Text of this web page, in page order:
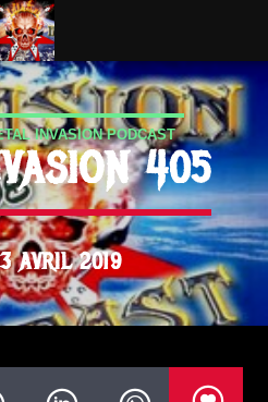
INVASION PODCAST
405
AVRIL 2019